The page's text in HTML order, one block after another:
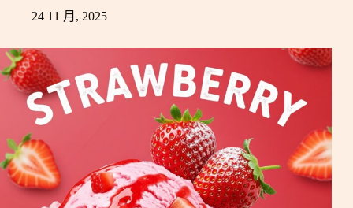
24 11 月, 2025